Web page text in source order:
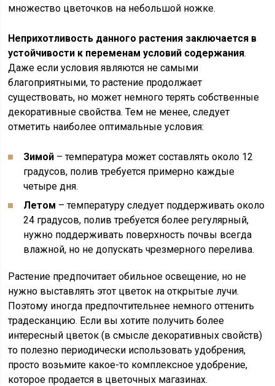
множество цветочков на небольшой ножке.
Неприхотливость данного растения заключается в
устойчивости к переменам условий содержания.
Даже если условия являются не самыми
благоприятными, то растение продолжает
существовать, но может немного терять собственные
декоративные свойства. Тем не менее, следует
отметить наиболее оптимальные условия:
Зимой – температура может составлять около 12
градусов, полив требуется примерно каждые
четыре дня.
Летом – температуру следует поддерживать около
24 градусов, полив требуется более регулярный,
нужно поддерживать поверхность почвы всегда
влажной, но не допускать чрезмерного перелива.
Растение предпочитает обильное освещение, но не
нужно выставлять этот цветок на открытые лучи.
Поэтому иногда предпочтительнее немного оттенить
традесканцию. Если вы хотите получить более
интересный цветок (в смысле декоративных свойств)
то полезно периодически использовать удобрения,
просто возьмите какое-то комплексное удобрение,
которое продается в цветочных магазинах.